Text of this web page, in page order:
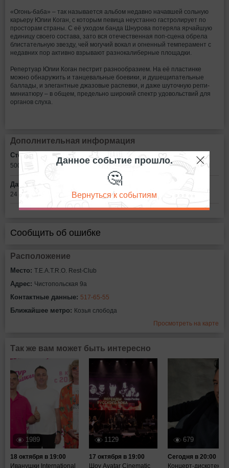
«Огонь-баба» – так называется альбом недавно начавшей сольную
карьеру Юлии Коган, с которым певица неустанно гастролирует по
просторам страны. С её уходом банда Шнурова потеряла ярчайшую
единицу своего состава, зато вся отечественная поп-сцена обрела
блистательную звезду, чей могучий вокал и огненный темперамент с
недавних пор активно взрывают разнокалиберные площадки.
Репертуар Юлии Коган пестрит разнообразием. На её пластинке
можно обнаружить и танцевальные боевики, и душещипательные
баллады, и элегантные джазовые распевки, и даже шуточную регги-
миниатюру – в общем, предельно широкий спектр удовольствий для
органов слуха.
Дополнительная информация
Стоимость билетов:
500 рублей
Дата:
24 сентября в 22:00
Сообщить об ошибке
Расположение
Место: T.E.A.T.R.O. Rest-Club
Адрес: Чистопольская 9а
Контактные данные: 517-65-55
Ближайшее метро: Козья слобода
Просмотреть на карте
Так же вам может быть интересно
1989
18 октября в 19:00
Иванушки International
1129
17 октября в 19:00
Шоу Avatar Cinematic
679
Сегодня в 20:00
Концерт-дискотека
Данное событие прошло.
🤔
Вернуться к событиям